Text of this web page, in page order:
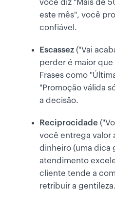
você diz "Mais de
este mês", você
confiável.
Escassez ("Vai
perder é maior
Frases como
"Promoção válida
a decisão.
Reciprocidade
você entrega valor
dinheiro (uma dica
atendimento
cliente tende a
retribuir a gentileza.